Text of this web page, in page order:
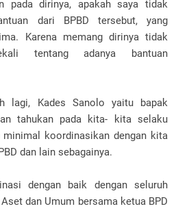
pada dirinya, apakah saya tidak
dari BPBD tersebut, yang
Karena memang dirinya tidak
tentang adanya bantuan
lagi, Kades Sanolo yaitu bapak
tahukan pada kita- kita selaku
koordinasikan dengan kita
dan lain sebagainya.
dengan baik dengan seluruh
dan Umum bersama ketua BPD